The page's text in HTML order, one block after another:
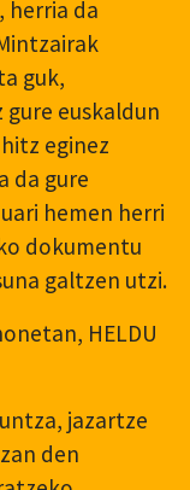
herria da
guk,
euskaldun
eginez
da gure
hemen herri
dokumentu
galtzen utzi.
HELDU
jazartze
den